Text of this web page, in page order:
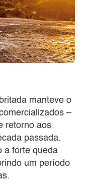
manteve o
–
retorno aos
passada.
a forte queda
um período